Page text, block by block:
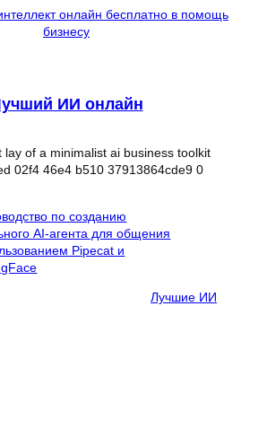
онлайн бесплатно в помощь
бизнесу
ИИ онлайн
Лучшие ИИ